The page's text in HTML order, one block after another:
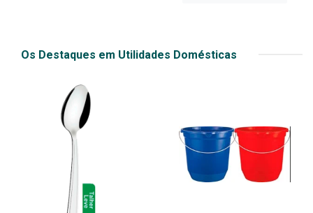
Os Destaques em Utilidades Domésticas